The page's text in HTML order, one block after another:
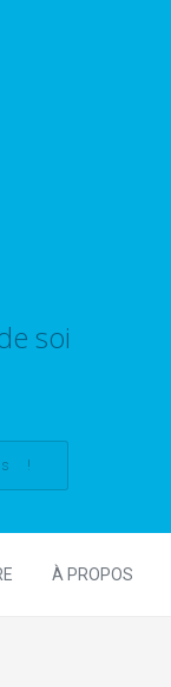
soi
!
À PROPOS